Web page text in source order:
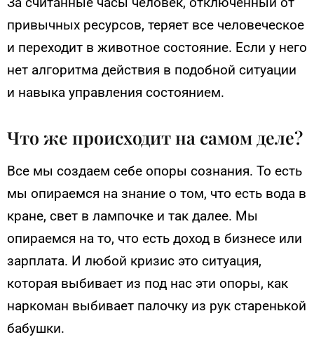
привычных ресурсов, теряет все человеческое
и переходит в животное состояние. Если у него
нет алгоритма действия в подобной ситуации
и навыка управления состоянием.
Что же происходит на самом деле?
Все мы создаем себе опоры сознания. То есть
мы опираемся на знание о том, что есть вода в
кране, свет в лампочке и так далее. Мы
опираемся на то, что есть доход в бизнесе или
зарплата. И любой кризис это ситуация,
которая выбивает из под нас эти опоры, как
наркоман выбивает палочку из рук старенькой
бабушки.